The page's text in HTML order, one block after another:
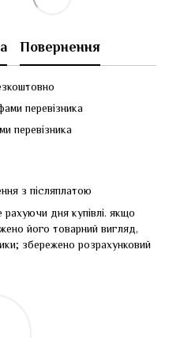
Повернення
перевізника
перевізника
з післяплатою
рахуючи дня купівлі. якщо
його товарний вигляд,
збережено розрахунковий